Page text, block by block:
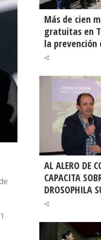
Más de cien
gratuitas en
la prevención
AL ALERO DE
CAPACITA
DROSOPHILA